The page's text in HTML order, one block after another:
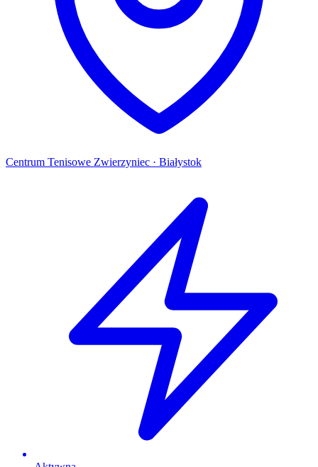
Centrum Tenisowe Zwierzyniec · Białystok